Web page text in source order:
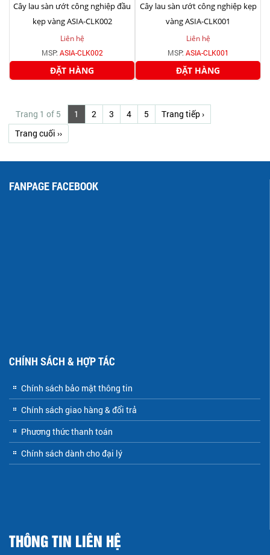
Cây lau sàn ướt công nghiệp đầu
kẹp vàng ASIA-CLK002
Liên hệ
MSP: ASIA-CLK002
ĐẶT HÀNG
Cây lau sàn ướt công nghiệp kẹp
vàng ASIA-CLK001
Liên hệ
MSP: ASIA-CLK001
ĐẶT HÀNG
Trang 1 of 5 1 2 3 4 5
Trang tiếp ›
Trang cuối ››
FANPAGE FACEBOOK
CHÍNH SÁCH & HỢP TÁC
Chính sách bảo mật thông tin
Chính sách giao hàng & đổi trả
Phương thức thanh toán
Chính sách dành cho đại lý
THÔNG TIN LIÊN HỆ